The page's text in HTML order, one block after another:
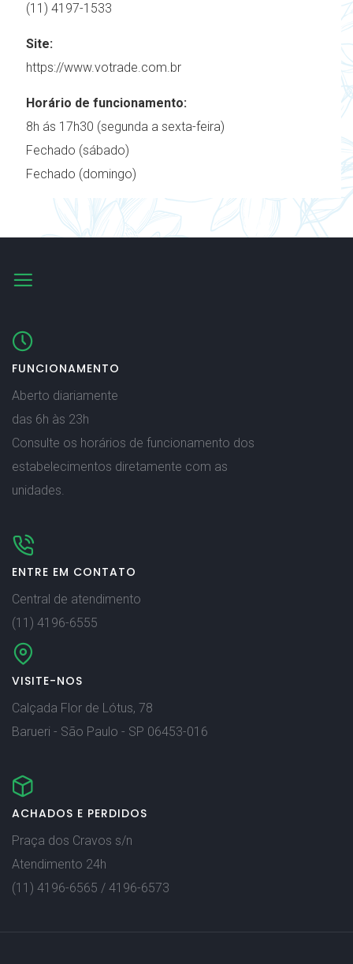
(11) 4197-1533
Site:
https://www.votrade.com.br
Horário de funcionamento:
8h ás 17h30 (segunda a sexta-feira)
Fechado (sábado)
Fechado (domingo)
FUNCIONAMENTO
Aberto diariamente
das 6h às 23h
Consulte os horários de funcionamento dos
estabelecimentos diretamente com as
unidades.
ENTRE EM CONTATO
Central de atendimento
(11) 4196-6555
VISITE-NOS
Calçada Flor de Lótus, 78
Barueri - São Paulo - SP 06453-016
ACHADOS E PERDIDOS
Praça dos Cravos s/n
Atendimento 24h
(11) 4196-6565 / 4196-6573